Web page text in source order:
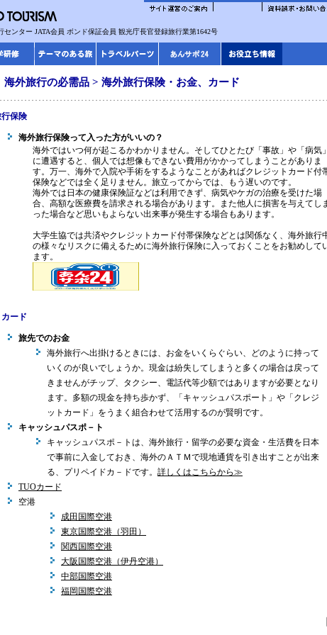
ンター JATA会員 ボンド保証会員 観光庁長官登録旅行業第1642号
海外旅行の必需品 > 海外旅行保険・お金、カード
保険
海外旅行保険って入った方がいいの？
海外ではいつ何が起こるかわかりません。そしてひとたび「事故」や「病気」
に遭遇すると、個人では想像もできない費用がかかってしまうことがありま
す。万一、海外で入院や手術をするようなことがあればクレジットカード付
保険などでは全く足りません。旅立ってからでは、もう遅いのです。
海外では日本の健康保険証などは利用できず、病気やケガの治療を受けた場
合、高額な医療費を請求される場合があります。また他人に損害を与えてし
った場合など思いもよらない出来事が発生する場合もあります。
大学生協では共済やクレジットカード付帯保険などとは関係なく、海外旅行
の様々なリスクに備えるために海外旅行保険に入っておくことをお勧めして
ます。
ード
旅先でのお金
海外旅行へ出掛けるときには、お金をいくらぐらい、どのように持って
いくのが良いでしょうか。現金は紛失してしまうと多くの場合は戻って
きませんがチップ、タクシー、電話代等少額ではありますが必要となり
ます。多額の現金を持ち歩かず、「キャッシュパスポート」や「クレジ
ットカード」をうまく組合わせて活用するのが賢明です。
キャッシュパスポ－ト
キャッシュパスポ－トは、海外旅行・留学の必要な資金・生活費を日本
で事前に入金しておき、海外のＡＴＭで現地通貨を引き出すことが出来
る、プリペイドカ－ドです。 詳しくはこちらから≫
TUOカード
空港
成田国際空港
東京国際空港（羽田）
関西国際空港
大阪国際空港（伊丹空港）
中部国際空港
福岡国際空港